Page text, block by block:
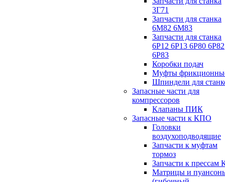
3Г71
Запчасти для станка
6М82 6М83
Запчасти для станка
6Р12 6Р13 6Р80 6Р82
6Р83
Коробки подач
Муфты
Шпиндели для
Запасные части для
компрессоров
Клапаны ПИК
Запасные части к КПО
Головки
воздухоподводящие
Запчасти к муфтам
тормоз
Запчасти к прессам
Матрицы и